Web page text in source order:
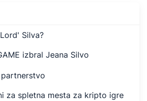
Silva?
izbral Jeana Silvo
za spletna mesta za kripto igre